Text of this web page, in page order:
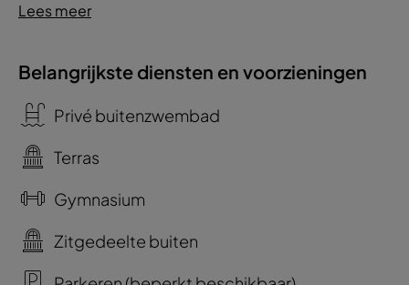
Lees meer
Belangrijkste diensten en voorzieningen
Privé buitenzwembad
Terras
Gymnasium
Zitgedeelte buiten